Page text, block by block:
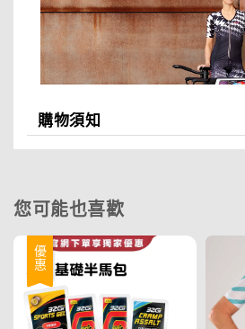
購物須知
您可能也喜歡
優惠